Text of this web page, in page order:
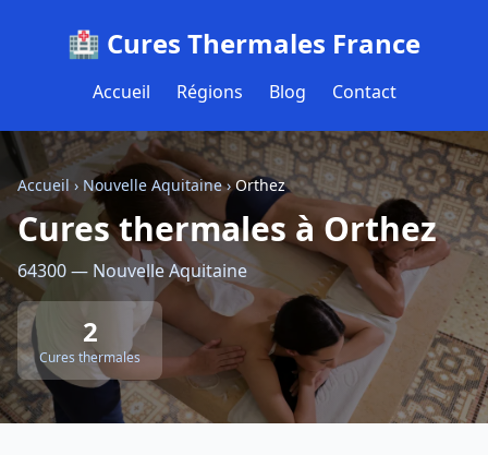
🏥 Cures Thermales France
Accueil Régions Blog Contact
Accueil› Nouvelle Aquitaine›Orthez
Cures thermales à Orthez
64300 — Nouvelle Aquitaine
2
Cures thermales